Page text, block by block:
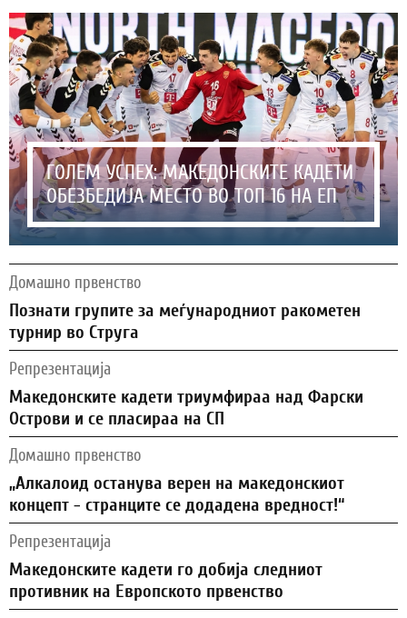
ГОЛЕМ УСПЕХ: МАКЕДОНСКИТЕ КАДЕТИ
ОБЕЗБЕДИЈА МЕСТО ВО ТОП 16 НА ЕП
Домашно првенство
Познати групите за меѓународниот ракометен
турнир во Струга
Репрезентација
Македонските кадети триумфираа над Фарски
Острови и се пласираа на СП
Домашно првенство
„Алкалоид останува верен на македонскиот
концепт - странците се додадена вредност!“
Репрезентација
Македонските кадети го добија следниот
противник на Европското првенство